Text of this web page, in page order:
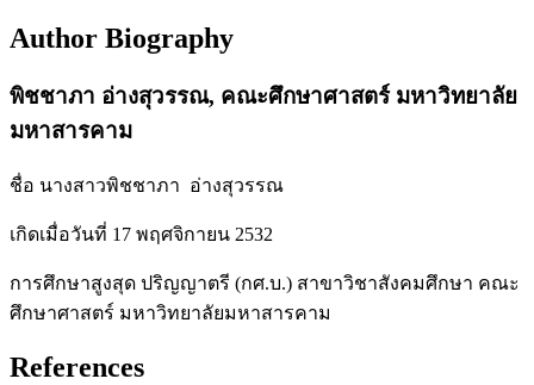
Author Biography
พิชชาภา อ่างสุวรรณ, คณะศึกษาศาสตร์ มหาวิทยาลัย
มหาสารคาม
ชื่อ นางสาวพิชชาภา อ่างสุวรรณ
เกิดเมื่อวันที่ 17 พฤศจิกายน 2532
การศึกษาสูงสุด ปริญญาตรี (กศ.บ.) สาขาวิชาสังคมศึกษา คณะ
ศึกษาศาสตร์ มหาวิทยาลัยมหาสารคาม
References